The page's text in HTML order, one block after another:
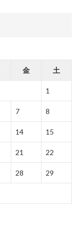
金 土
1
7 8
14 15
21 22
28 29